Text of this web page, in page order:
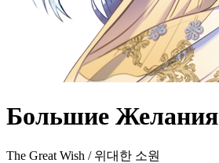
Большие Желания
The Great Wish / 위대한 소원